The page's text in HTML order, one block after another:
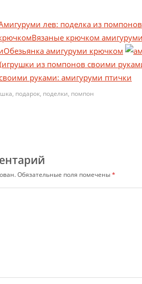
лев: поделка из
Вязаные крючком
Обезьянка амигуруми крючком
из помпонов своими
руками: амигуруми птички
, подарок, поделки, помпон
Обязательные поля помечены*